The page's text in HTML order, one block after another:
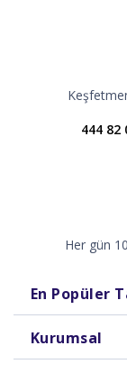
444 82
Her gün
En Popüler
Kurumsal